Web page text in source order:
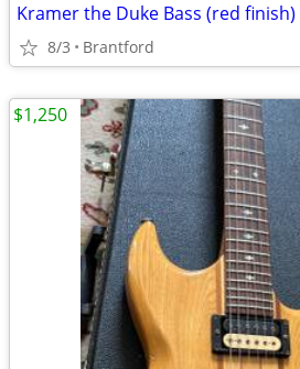
Kramer the Duke Bass (red finish)
8/3 Brantford
$1,250